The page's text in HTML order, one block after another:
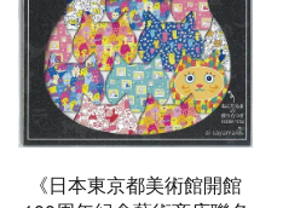
《日本東京都美術館開館